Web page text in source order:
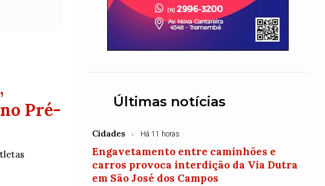
Pré-
Últimas notícias
Cidades Há 11 horas
Engavetamento entre caminhões e
carros provoca interdição da Via Dutra
em São José dos Campos